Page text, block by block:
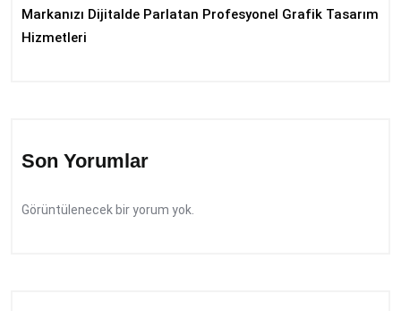
Markanızı Dijitalde Parlatan Profesyonel Grafik Tasarım
Hizmetleri
Son Yorumlar
Görüntülenecek bir yorum yok.